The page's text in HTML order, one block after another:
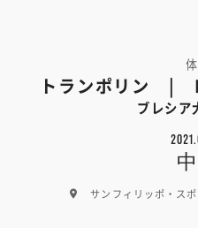
トランポリン |
ブレシア
サンフィリッポ・ス